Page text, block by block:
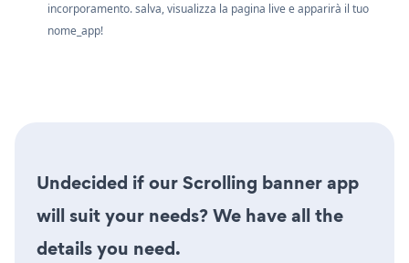
incorporamento. salva, visualizza la pagina live e apparirà il tuo
nome_app!
Undecided if our Scrolling banner app
will suit your needs? We have all the
details you need.